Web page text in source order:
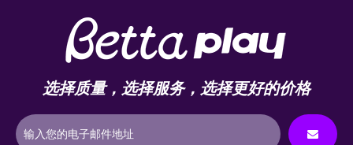
选择质量，选择服务，选择更好的价格